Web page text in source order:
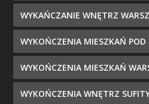
WYKAŃCZANIE WNĘTRZ
WYKOŃCZENIA MIESZKAŃ POD
WYKOŃCZENIA MIESZKAŃ
WYKOŃCZENIA WNĘTRZ